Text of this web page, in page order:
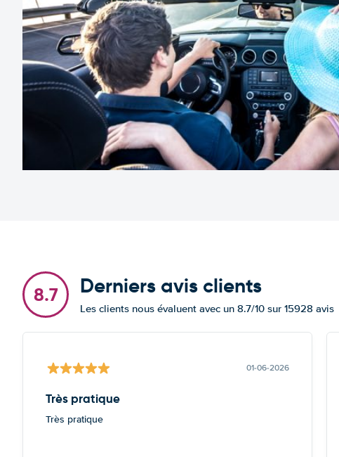
8.7 Derniers avis clients
Les clients nous évaluent avec un 8.7/10 sur 15928 avis
01-06-2026
Très pratique
Très pratique